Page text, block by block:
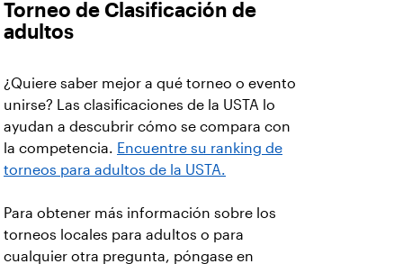
Torneo de Clasificación de
adultos
¿Quiere saber mejor a qué torneo o evento
unirse? Las clasificaciones de la USTA lo
ayudan a descubrir cómo se compara con
la competencia. Encuentre su ranking de
torneos para adultos de la USTA.
Para obtener más información sobre los
torneos locales para adultos o para
cualquier otra pregunta, póngase en